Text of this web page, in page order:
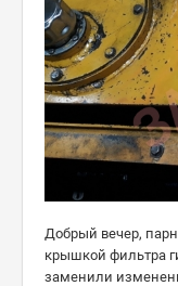
Добрый вечер,
крышкой фильтра
заменили